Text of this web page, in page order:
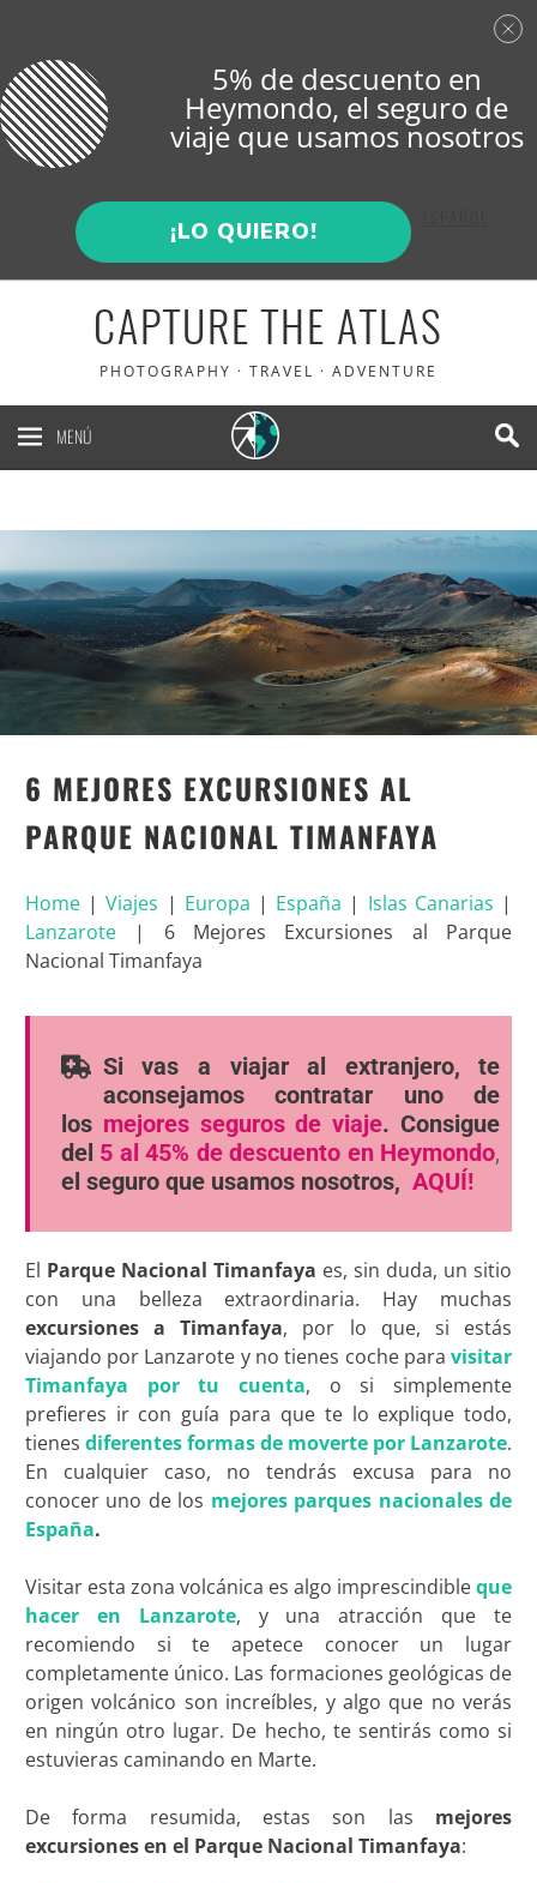
CAPTURE THE ATLAS
PHOTOGRAPHY · TRAVEL · ADVENTURE
MENÚ
6 MEJORES EXCURSIONES AL
PARQUE NACIONAL TIMANFAYA
Home|Viajes | Europa | España | Islas Canarias |
Lanzarote| 6 Mejores Excursiones al Parque
Nacional Timanfaya
Si vas a viajar al extranjero, te
aconsejamos contratar uno de
los mejores seguros de viaje. Consigue
del 5 al 45% de descuento en Heymondo,
el seguro que usamos nosotros, AQUÍ!
El Parque Nacional Timanfaya es, sin duda, un sitio
con una belleza extraordinaria. Hay muchas
excursiones a Timanfaya, por lo que, si estás
viajando por Lanzarote y no tienes coche paravisitar
Timanfaya por tu cuenta, o si simplemente
prefieres ir con guía para que te lo explique todo,
tienes diferentes formas de moverte por Lanzarote.
En cualquier caso, no tendrás excusa para no
conocer uno de los mejores parques nacionales de
España.
Visitar esta zona volcánica es algo imprescindibleque
hacer en Lanzarote, y una atracción que te
recomiendo si te apetece conocer un lugar
completamente único. Las formaciones geológicas de
origen volcánico son increíbles, y algo que no verás
en ningún otro lugar. De hecho, te sentirás como si
estuvieras caminando en Marte.
De forma resumida, estas son las mejores
excursiones en el Parque Nacional Timanfaya:
5% de descuento en
Heymondo, el seguro de
viaje que usamos nosotros
¡LO QUIERO!